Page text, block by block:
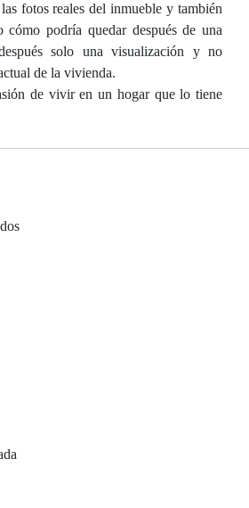
fotos reales del inmueble y también
cómo podría quedar después de una
solo una visualización y no
de la vivienda.
de vivir en un hogar que lo tiene